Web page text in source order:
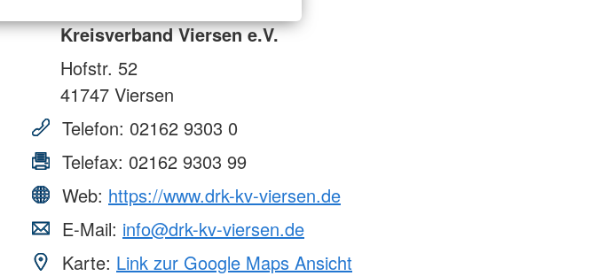
Kreisverband Viersen e.V.
Hofstr. 52
41747 Viersen
Telefon: 02162 9303 0
Telefax: 02162 9303 99
Web: https://www.drk-kv-viersen.de
E-Mail: info@drk-kv-viersen.de
Karte: Link zur Google Maps Ansicht